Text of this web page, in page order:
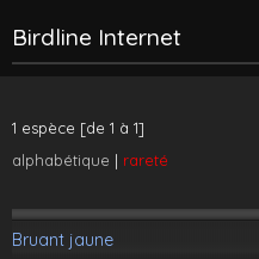
Birdline Internet
1 espèce [de 1 à 1]
alphabétique | rareté
Bruant jaune